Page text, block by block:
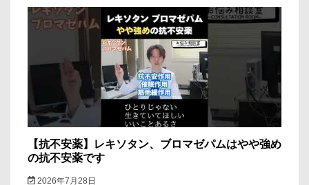
【抗不安薬】レキソタン、ブロマゼパムはやや強め
の抗不安薬です
2026年7月28日